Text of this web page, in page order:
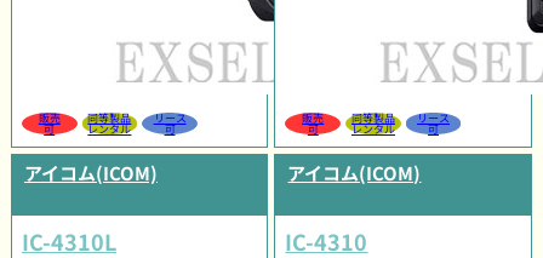
販売
可
同等製品
レンタル
リース
可
販売
可
同等製品
レンタル
リース
可
アイコム(ICOM)
IC-4310L
アイコム(ICOM)
IC-4310